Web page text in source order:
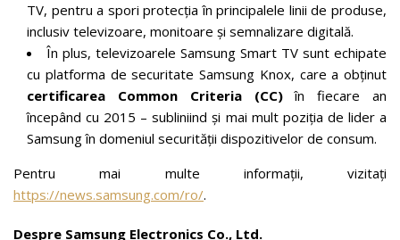
TV, pentru a spori protecția în principalele linii de produse,
inclusiv televizoare, monitoare și semnalizare digitală.
În plus, televizoarele Samsung Smart TV sunt echipate
cu platforma de securitate Samsung Knox, care a obținut
certificarea Common Criteria (CC)în fiecare an
începând cu 2015 – subliniind și mai mult poziția de lider a
Samsung în domeniul securității dispozitivelor de consum.
Pentru mai multe informații, vizitați
https://news.samsung.com/ro/.
Despre Samsung Electronics Co., Ltd.